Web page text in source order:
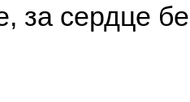
за сердце